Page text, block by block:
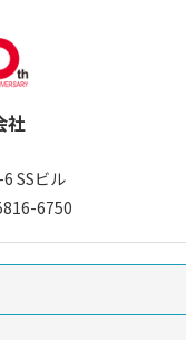
社
SSビル
6750